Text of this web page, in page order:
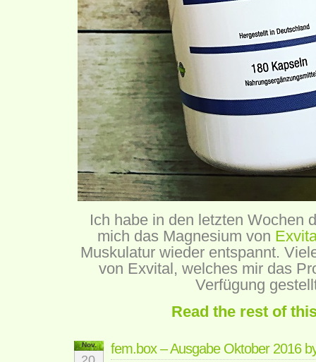
Ich habe in den letzten Wochen
mich das Magnesium von
Muskulatur wieder entspannt.
von Exvital, welches mir das
Verfügung
Read the rest of
Nov. fem.box – Ausgabe Oktober 2016